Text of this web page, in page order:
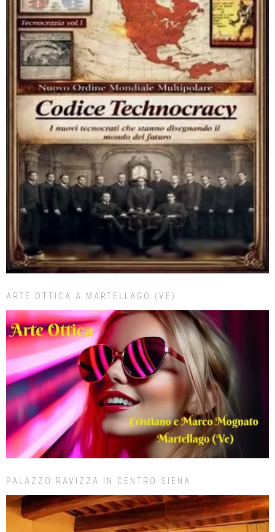
ARTE OTTICA A MARTELLAGO (VE)
PALAZZO RAVIZZA IN CENTRO SIENA